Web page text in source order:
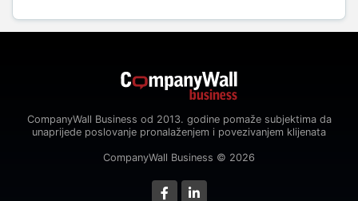
CompanyWall Business od 2013. godine pomaže subjektima da
unaprijede poslovanje pronalaženjem i povezivanjem klijenata
CompanyWall Business © 2026